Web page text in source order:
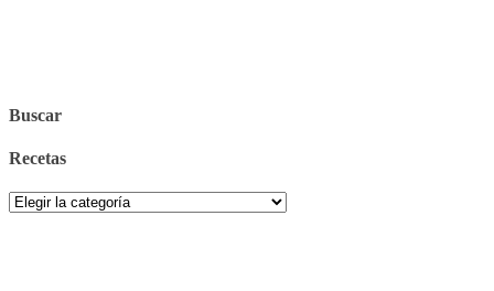
Buscar
Recetas
Recetas